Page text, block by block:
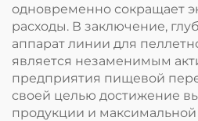
одновременно сокращает
расходы. В заключение,
аппарат линии для
является незаменимым
предприятия пищевой
своей целью достижение
продукции и